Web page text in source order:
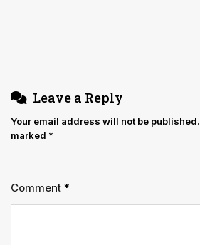
Leave a Reply
Your email address will not be published.
marked *
Comment *